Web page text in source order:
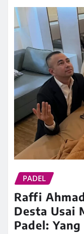
PADEL
Raffi
Desta Usai
Padel: